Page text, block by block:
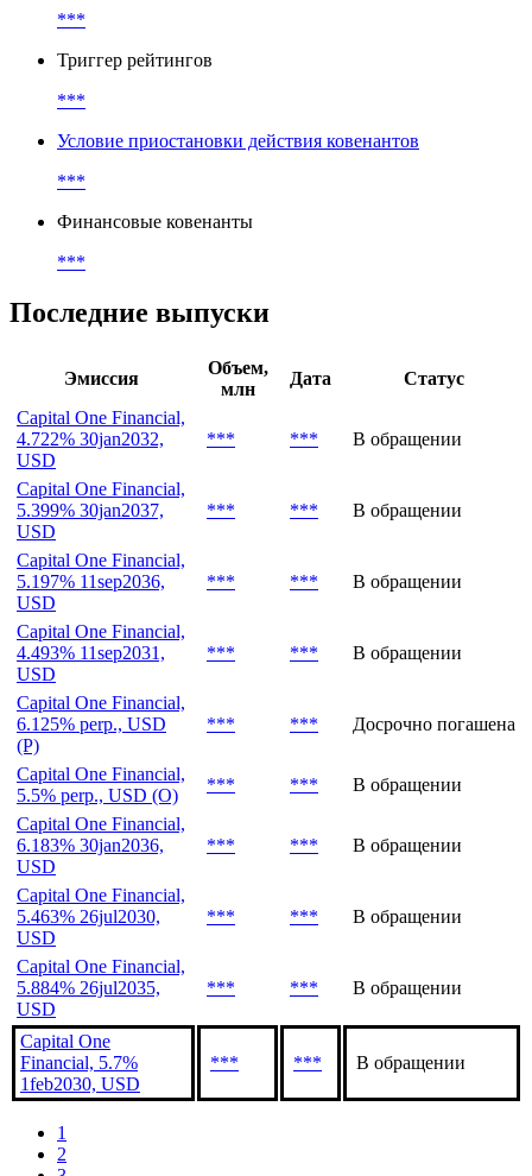
***
Триггер рейтингов
***
Условие приостановки действия ковенантов
***
Финансовые ковенанты
***
Последние выпуски
Эмиссия
Объем,
млн
Дата
Статус
Capital One Financial,
4.722% 30jan2032,
USD
*** *** В обращении
Capital One Financial,
5.399% 30jan2037,
USD
*** *** В обращении
Capital One Financial,
5.197% 11sep2036,
USD
*** *** В обращении
Capital One Financial,
4.493% 11sep2031,
USD
*** *** В обращении
Capital One Financial,
6.125% perp., USD
(P)
*** *** Досрочно погашена
Capital One Financial,
5.5% perp., USD (O)
*** ***
В обращении
Capital One Financial,
6.183% 30jan2036,
USD
*** *** В обращении
Capital One Financial,
5.463% 26jul2030,
USD
*** *** В обращении
Capital One Financial,
5.884% 26jul2035,
USD
*** *** В обращении
Capital One
Financial, 5.7%
1feb2030, USD
*** *** В обращении
1
2